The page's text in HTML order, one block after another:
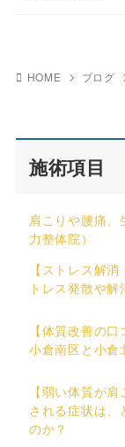
HOME ブログ
施術項目
肩こりや腰痛
力整体院）
【ストレス解
トレス発散や解
【体質改善の
小倉南区と小倉
【弱い体質が
される症状は
のか？